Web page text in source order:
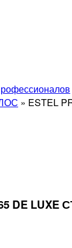
» ESTEL
6/65 DE